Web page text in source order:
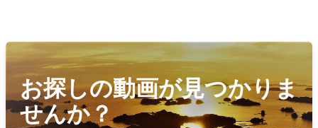
お探しの動画が見つかりま
せんか？